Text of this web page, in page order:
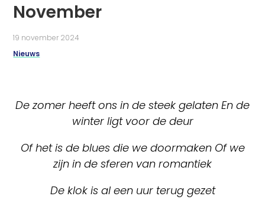
November
19 november 2024
Nieuws
De zomer heeft ons in de steek gelaten En de
winter ligt voor de deur
Of het is de blues die we doormaken Of we
zijn in de sferen van romantiek
De klok is al een uur terug gezet